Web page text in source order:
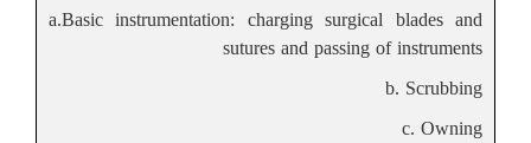
a.Basic instrumentation: charging surgical blades and
sutures and passing of instruments
b. Scrubbing
c. Owning